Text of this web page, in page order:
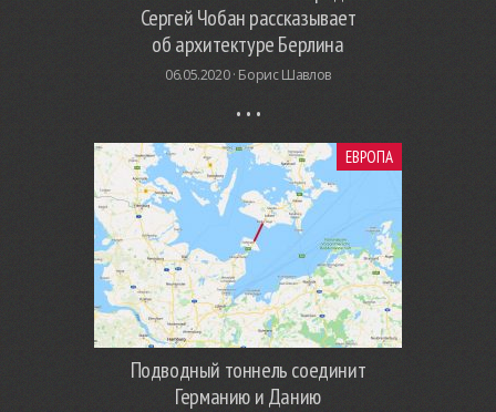
Сергей Чобан рассказывает
об архитектуре Берлина
06.05.2020 · Борис Шавлов
ЕВРОПА
Подводный тоннель соединит
Германию и Данию